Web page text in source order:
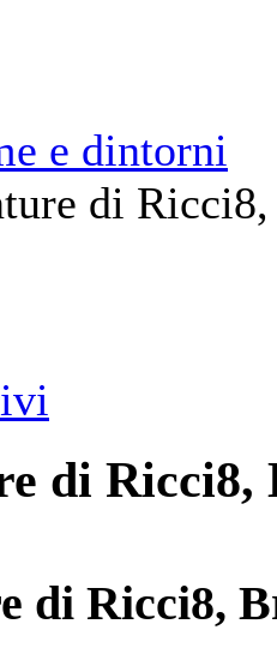
e dintorni
di
di Ricci8,
di Ricci8,